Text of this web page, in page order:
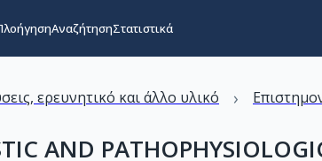
ΑναζήτησηΣτατιστικά
ερευνητικό και άλλο υλικό ›
AND